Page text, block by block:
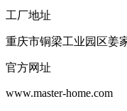
工厂地址
重庆市铜梁工业园区姜
官方网址
www.master-home.com